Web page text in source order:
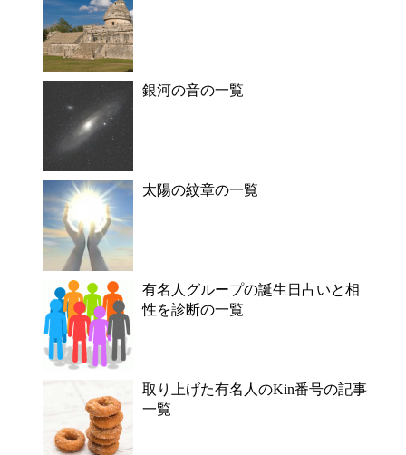
銀河の音の一覧
太陽の紋章の一覧
有名人グループの誕生日占いと相
性を診断の一覧
取り上げた有名人のKin番号の記事
一覧